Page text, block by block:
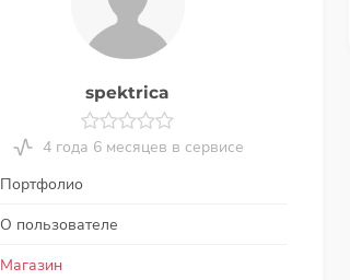
spektrica
4 года 6 месяцев в сервисе
Портфолио
О пользователе
Магазин